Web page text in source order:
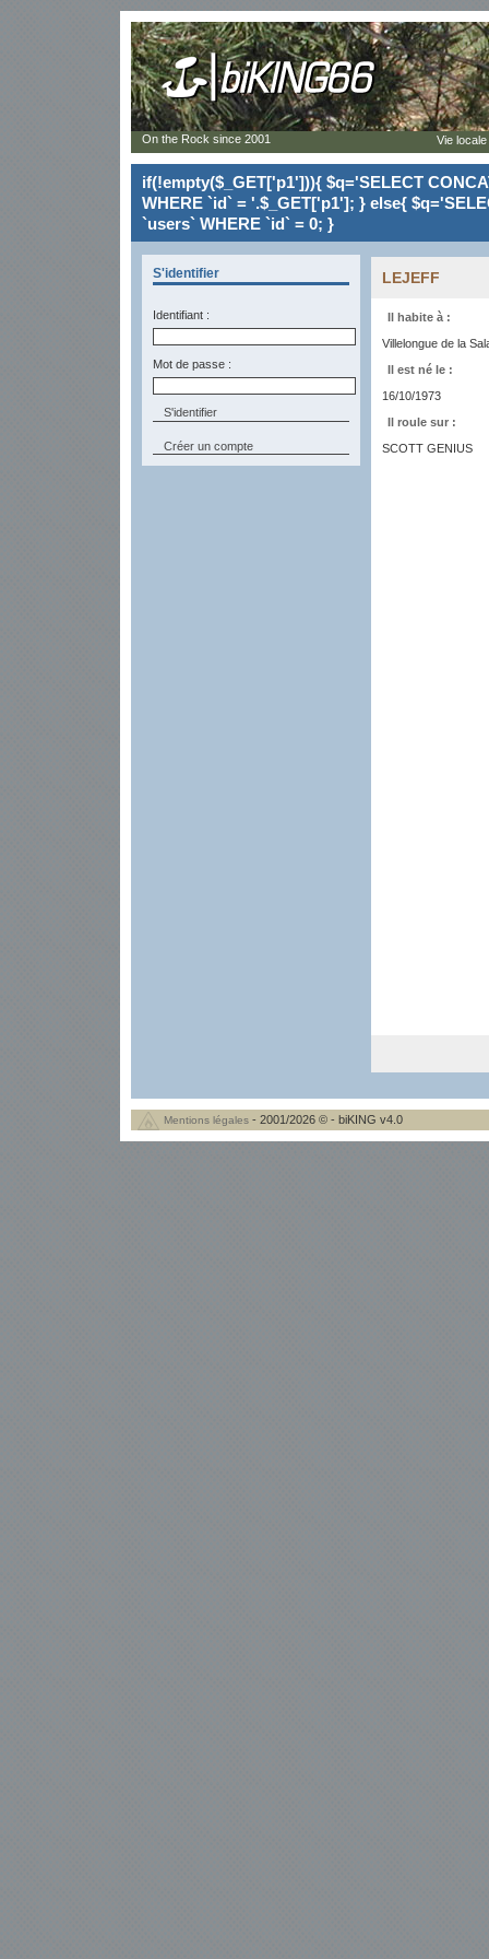
if(!empty($_GET['p1'])){ $q='SELECT
WHERE `id` = '.$_GET['p1']; } else{
`users` WHERE `id` = 0; }
S'identifier
Identifiant :
Mot de passe :
Créer un compte
LEJEFF
Il habite à :
Villelongue de la
Il est né le :
16/10/1973
Il roule sur :
SCOTT GENIUS
On the Rock since 2001 Vie
Mentions légales - 2001/2026 © - biKING v4.0